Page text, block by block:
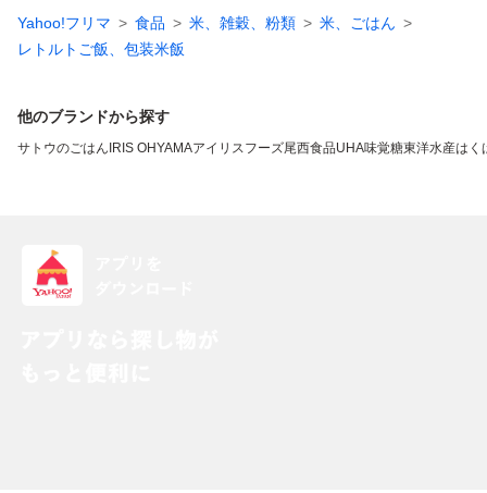
Yahoo!フリマ 食品 米、雑穀、粉類
米、ごはん
レトルトご飯、包装米飯
他のブランドから探す
サトウのごはん IRIS OHYAMAアイリスフーズ尾西食品UHA味覚糖東洋水産はく